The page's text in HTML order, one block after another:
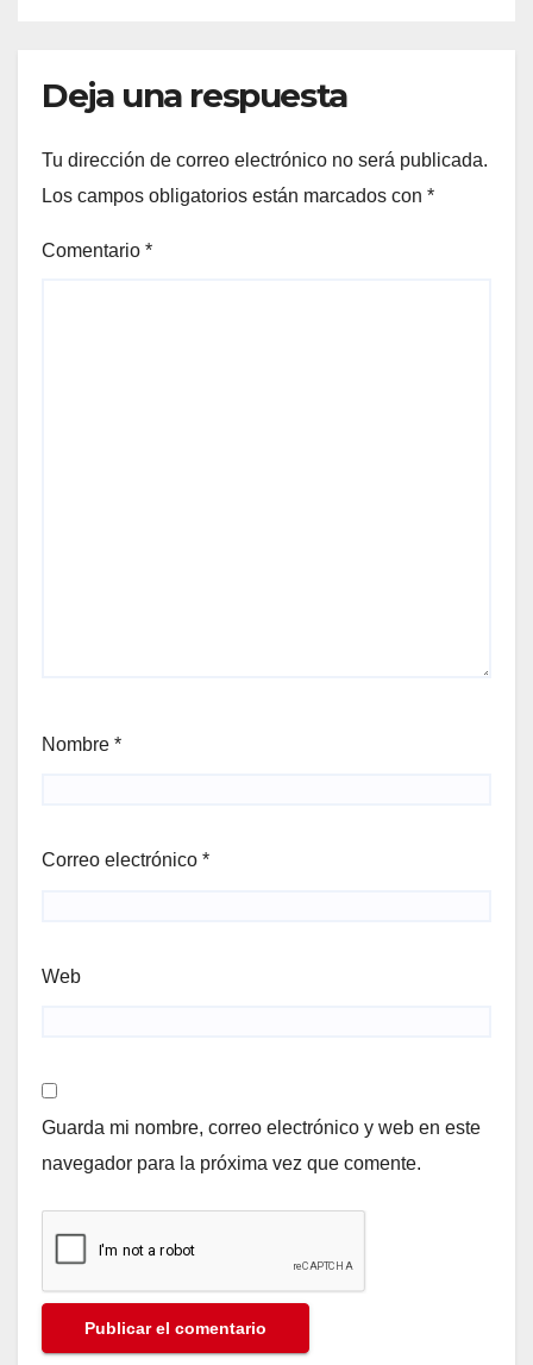
Deja una respuesta
Tu dirección de correo electrónico no será publicada.
Los campos obligatorios están marcados con *
Comentario *
Nombre *
Correo electrónico *
Web
Guarda mi nombre, correo electrónico y web en este
navegador para la próxima vez que comente.